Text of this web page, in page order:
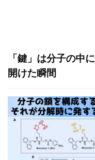
「鍵」は分子の中
開けた瞬間